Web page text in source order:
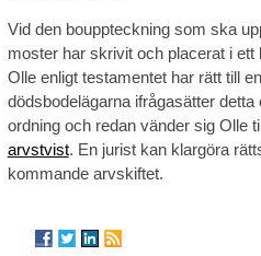
Vid den bouppteckning som ska
moster har skrivit och placerat i
Olle enligt testamentet har rätt till
dödsbodelägarna ifrågasätter
ordning och redan vänder sig Olle
arvstvist. En jurist kan klargöra
kommande arvskiftet.